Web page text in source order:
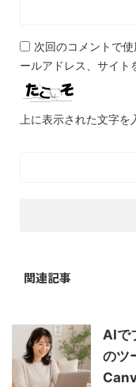
次回のコメントで
ールアドレス、サイト
上に表示された文字を
関連記事
AIで
のツ